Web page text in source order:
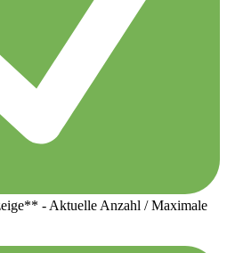
- Aktuelle Anzahl / Maximale